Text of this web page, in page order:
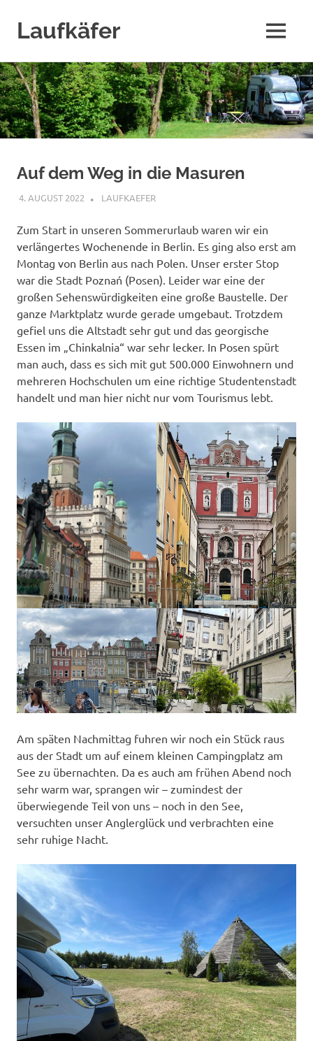
Zum
Inhalt
springen
Laufkäfer MENÜ
Auf dem Weg in die Masuren
4. AUGUST 2022 LAUFKAEFERPOLEN 2022
Zum Start in unseren Sommerurlaub waren wir ein
verlängertes Wochenende in Berlin. Es ging also erst am
Montag von Berlin aus nach Polen. Unser erster Stop
war die Stadt Poznań (Posen). Leider war eine der
großen Sehenswürdigkeiten eine große Baustelle. Der
ganze Marktplatz wurde gerade umgebaut. Trotzdem
gefiel uns die Altstadt sehr gut und das georgische
Essen im „Chinkalnia“ war sehr lecker. In Posen spürt
man auch, dass es sich mit gut 500.000 Einwohnern und
mehreren Hochschulen um eine richtige Studentenstadt
handelt und man hier nicht nur vom Tourismus lebt.
Am späten Nachmittag fuhren wir noch ein Stück raus
aus der Stadt um auf einem kleinen Campingplatz am
See zu übernachten. Da es auch am frühen Abend noch
sehr warm war, sprangen wir – zumindest der
überwiegende Teil von uns – noch in den See,
versuchten unser Anglerglück und verbrachten eine
sehr ruhige Nacht.